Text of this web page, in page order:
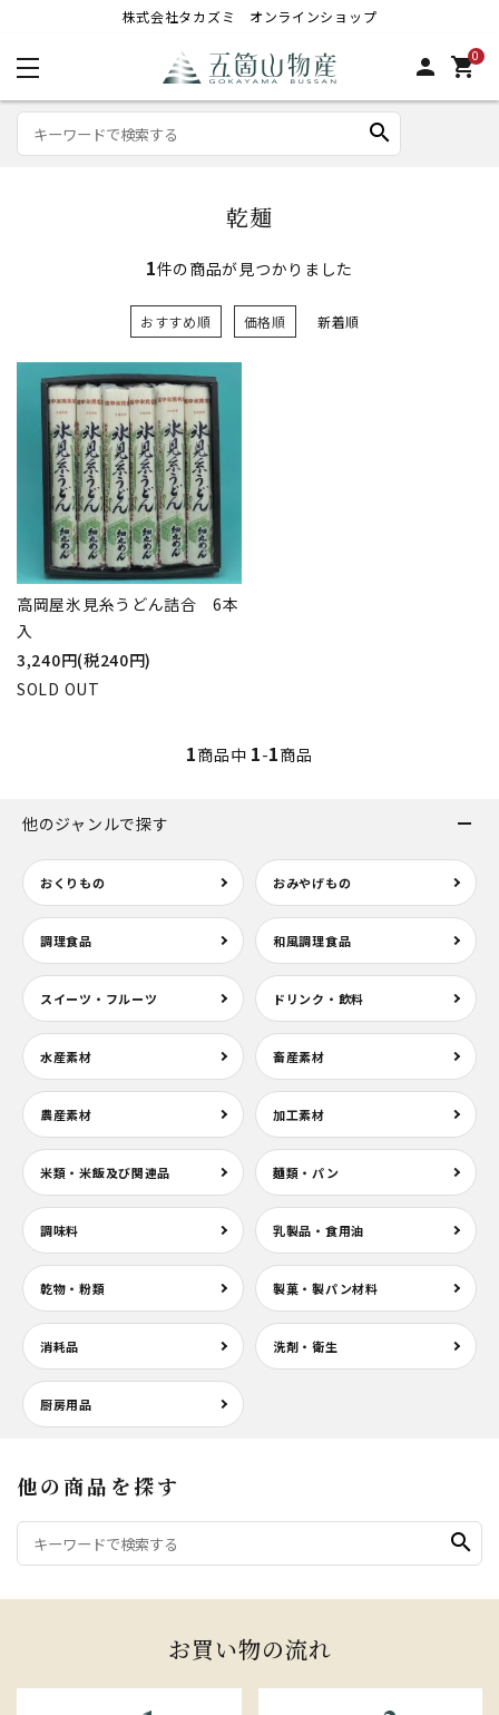
株式会社タカズミ オンラインショップ
person 0
shopping_cart
search
乾麺
1件の商品が見つかりました
おすすめ順 価格順 新着順
高岡屋氷見糸うどん詰合 6本
入
3,240円(税240円)
SOLD OUT
1商品中 1-1商品
他のジャンルで探す
おくりもの おみやげもの
調理食品 和風調理食品
スイーツ・フルーツ ドリンク・飲料
水産素材 畜産素材
農産素材 加工素材
米類・米飯及び関連品 麺類・パン
調味料 乳製品・食用油
乾物・粉類 製菓・製パン材料
消耗品 洗剤・衛生
厨房用品
他の商品を探す
search
お買い物の流れ